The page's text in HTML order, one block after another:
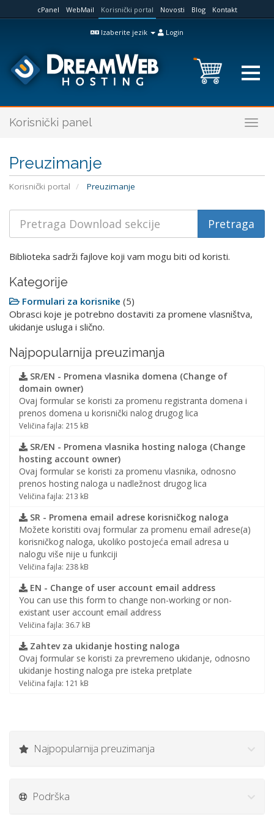
cPanel WebMail Korisnički portal Novosti Blog Kontakt
Izaberite jezik Login
Korisnički panel
Preuzimanje
Korisnički portal Preuzimanje
Biblioteka sadrži fajlove koji vam mogu biti od koristi.
Kategorije
Formulari za korisnike (5)
Obrasci koje je potrebno dostaviti za promene vlasništva,
ukidanje usluga i slično.
Najpopularnija preuzimanja
SR/EN - Promena vlasnika domena (Change of
domain owner)
Ovaj formular se koristi za promenu registranta domena i
prenos domena u korisnički nalog drugog lica
Veličina fajla: 215 kB
SR/EN - Promena vlasnika hosting naloga (Change
hosting account owner)
Ovaj formular se koristi za promenu vlasnika, odnosno
prenos hosting naloga u nadležnost drugog lica
Veličina fajla: 213 kB
SR - Promena email adrese korisničkog naloga
Možete koristiti ovaj formular za promenu email adrese(a)
korisničkog naloga, ukoliko postojeća email adresa u
nalogu više nije u funkciji
Veličina fajla: 238 kB
EN - Change of user account email address
You can use this form to change non-working or non-
existant user account email address
Veličina fajla: 36.7 kB
Zahtev za ukidanje hosting naloga
Ovaj formular se koristi za prevremeno ukidanje, odnosno
ukidanje hosting naloga pre isteka pretplate
Veličina fajla: 121 kB
Najpopularnija preuzimanja
Podrška